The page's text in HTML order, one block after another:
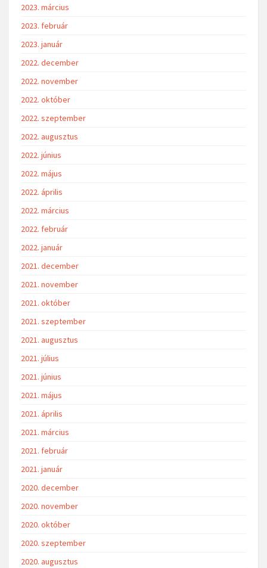
2023. március
2023. február
2023. január
2022. december
2022. november
2022. október
2022. szeptember
2022. augusztus
2022. június
2022. május
2022. április
2022. március
2022. február
2022. január
2021. december
2021. november
2021. október
2021. szeptember
2021. augusztus
2021. július
2021. június
2021. május
2021. április
2021. március
2021. február
2021. január
2020. december
2020. november
2020. október
2020. szeptember
2020. augusztus